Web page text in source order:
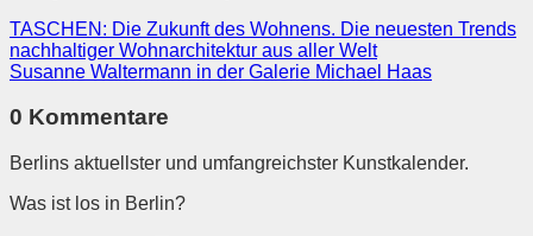
TASCHEN: Die Zukunft des Wohnens. Die neuesten Trends
nachhaltiger Wohnarchitektur aus aller Welt
Susanne Waltermann in der Galerie Michael Haas
0 Kommentare
Berlins aktuellster und umfangreichster Kunstkalender.
Was ist los in Berlin?